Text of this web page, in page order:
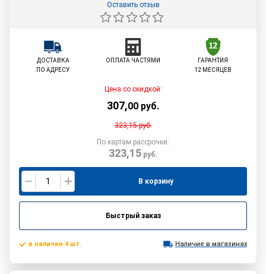
Оставить отзыв
ДОСТАВКА
ПО АДРЕСУ
ОПЛАТА ЧАСТЯМИ
ГАРАНТИЯ
12 МЕСЯЦЕВ
Цена со скидкой:
307,00 руб.
323,15руб.
По картам рассрочки:
323,15руб.
В корзину
Быстрый заказ
в наличии 4 шт. Наличие в магазинах